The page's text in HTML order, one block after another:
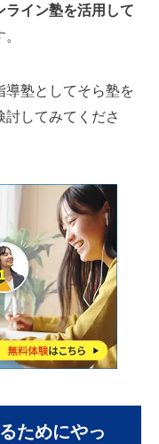
ライン塾を活用して
導塾としてそら塾を
してみてくださ
ためにやっ